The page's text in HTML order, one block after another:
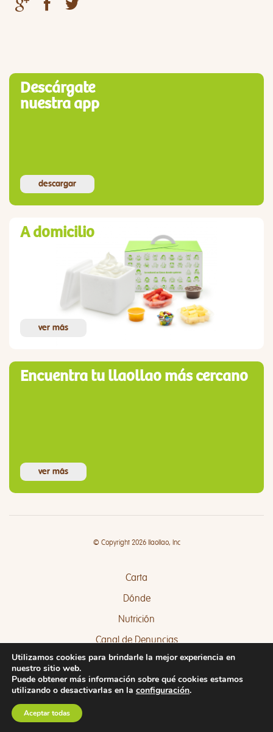
Descárgate
nuestra app
descargar
A domicilio
ver más
Encuentra tu llaollao más cercano
ver más
© Copyright 2026 llaollao, Inc
Carta
Dónde
Nutrición
Canal de Denuncias
Quejas y Sugerencias
Utilizamos cookies para brindarle la mejor experiencia en
nuestro sitio web.
Puede obtener más información sobre qué cookies estamos
utilizando o desactivarlas en la configuración.
Aceptar todas